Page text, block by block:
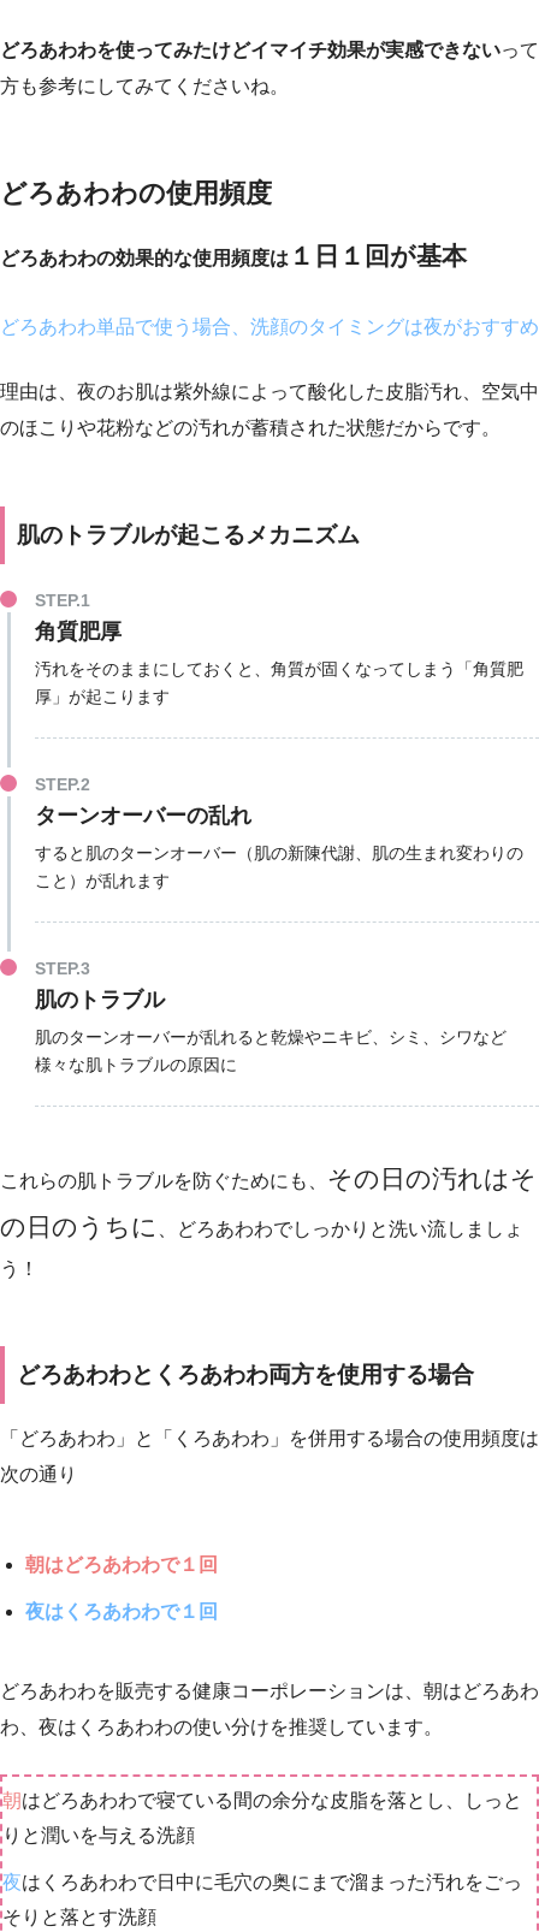
どろあわわを使ってみたけどイマイチ効果が実感できないって
方も参考にしてみてくださいね。
どろあわわの使用頻度
どろあわわの効果的な使用頻度は １日１回が基本
どろあわわ単品で使う場合、洗顔のタイミングは夜がおすすめ
理由は、夜のお肌は紫外線によって酸化した皮脂汚れ、空気中
のほこりや花粉などの汚れが蓄積された状態だからです。
肌のトラブルが起こるメカニズム
STEP.1
角質肥厚
汚れをそのままにしておくと、角質が固くなってしまう「角質肥
厚」が起こります
STEP.2
ターンオーバーの乱れ
すると肌のターンオーバー（肌の新陳代謝、肌の生まれ変わりの
こと）が乱れます
STEP.3
肌のトラブル
肌のターンオーバーが乱れると乾燥やニキビ、シミ、シワなど
様々な肌トラブルの原因に
これらの肌トラブルを防ぐためにも、 その日の汚れはそ
の日のうちに
、どろあわわでしっかりと洗い流しましょ
う！
どろあわわとくろあわわ両方を使用する場合
「どろあわわ」と「くろあわわ」を併用する場合の使用頻度は
次の通り
朝はどろあわわで１回
夜はくろあわわで１回
どろあわわを販売する健康コーポレーションは、朝はどろあわ
わ、夜はくろあわわの使い分けを推奨しています。
朝はどろあわわで寝ている間の余分な皮脂を落とし、しっと
りと潤いを与える洗顔
夜はくろあわわで日中に毛穴の奥にまで溜まった汚れをごっ
そりと落とす洗顔